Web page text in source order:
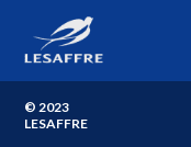
© 2023
LESAFFRE